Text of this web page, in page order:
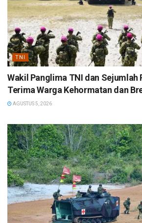
TNI
Wakil Panglima TNI dan Sejumlah
Terima Warga Kehormatan dan
AGUSTUS 5, 2026